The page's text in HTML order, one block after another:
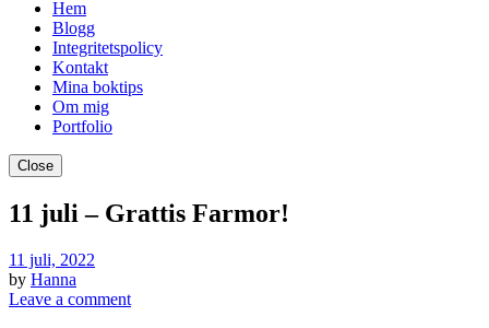
Hem
Blogg
Integritetspolicy
Kontakt
Mina boktips
Om mig
Portfolio
Close
11 juli – Grattis Farmor!
11 juli, 2022
by Hanna
Leave a comment